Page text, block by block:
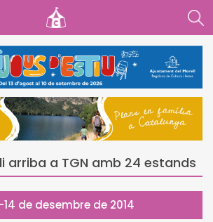
arriba a TGN amb 24 estands
14 de desembre de 2014